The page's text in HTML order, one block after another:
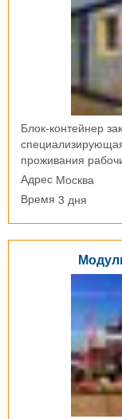
Блок-контейнер
проживания
Адрес Москва
Время 3 дня